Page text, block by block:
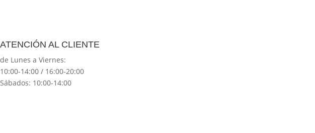
ATENCIÓN AL CLIENTE
de Lunes a Viernes:
10:00-14:00 / 16:00-20:00
Sábados: 10:00-14:00